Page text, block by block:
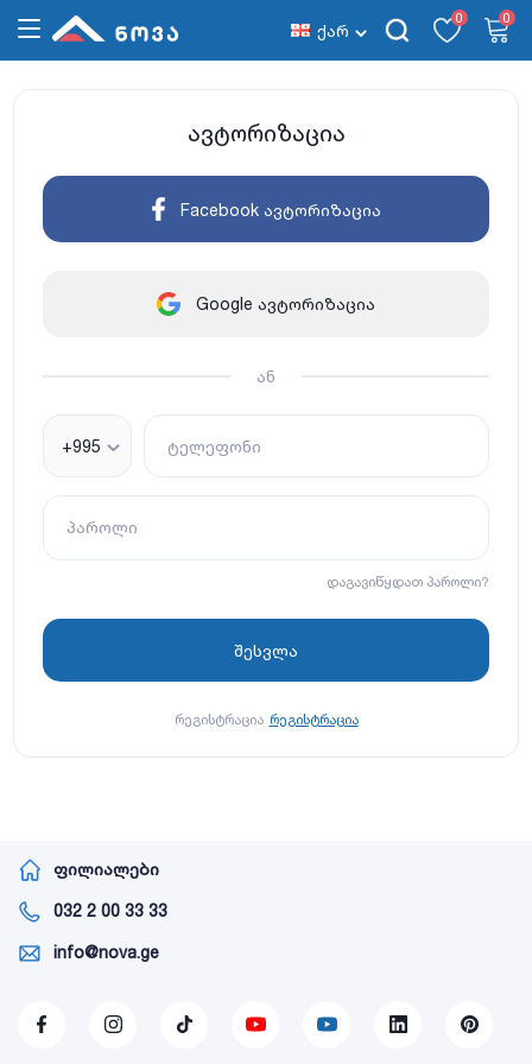
ქარ
0 0
ავტორიზაცია
Facebook ავტორიზაცია
Google ავტორიზაცია
ან
+995 ტელეფონი
პაროლი
დაგავიწყდათ პაროლი?
რეგისტრაცია რეგისტრაცია
ფილიალები
032 2 00 33 33
info@nova.ge